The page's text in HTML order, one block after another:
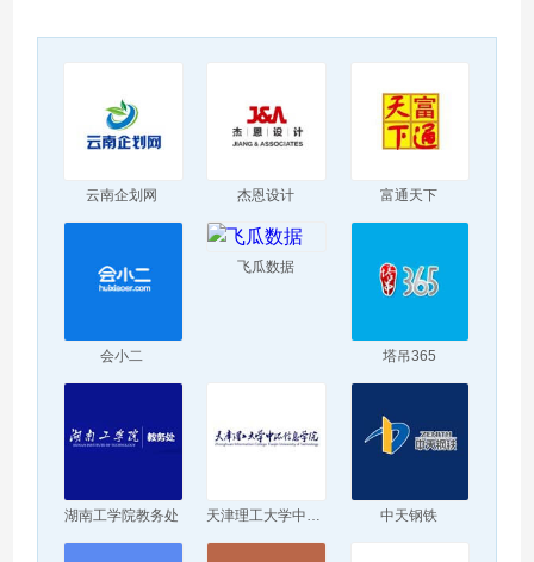
云南企划网 杰恩设计 富通天下
会小二
飞瓜数据
塔吊365
湖南工学院教务处 天津理工大学中环信息学院 中天钢铁